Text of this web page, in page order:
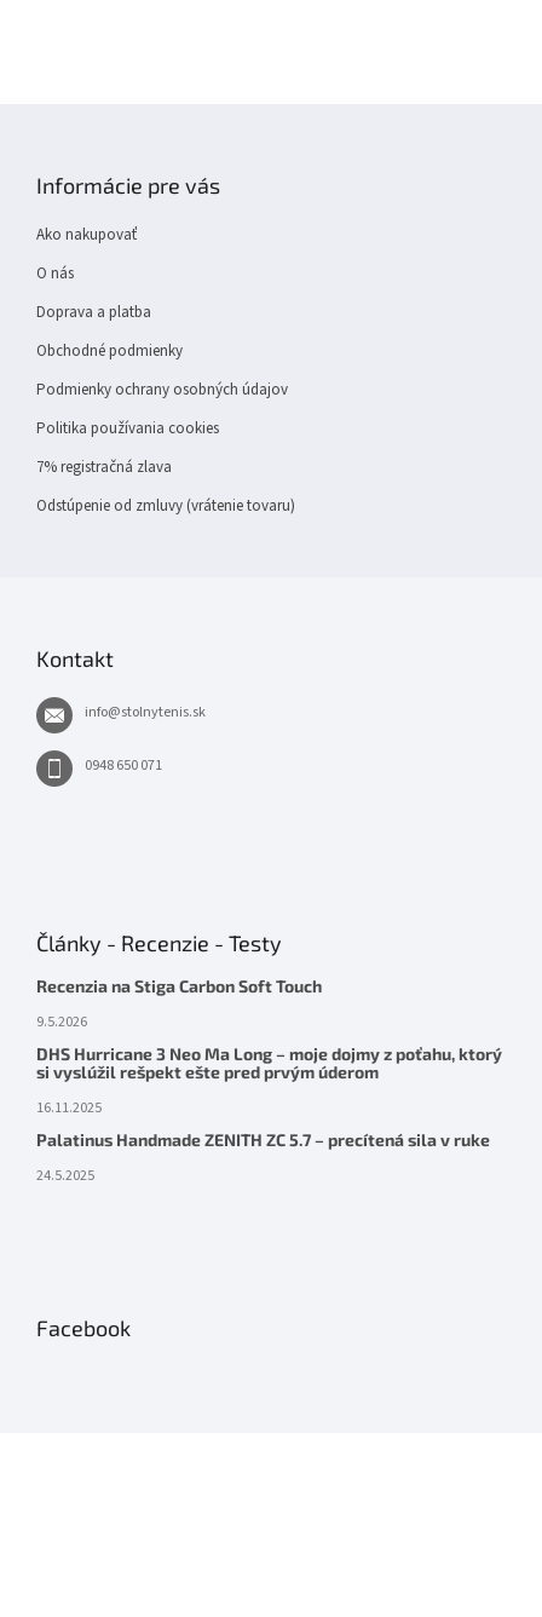
Informácie pre vás
Ako nakupovať
O nás
Doprava a platba
Obchodné podmienky
Podmienky ochrany osobných údajov
Politika používania cookies
7% registračná zlava
Odstúpenie od zmluvy (vrátenie tovaru)
Kontakt
info@stolnytenis.sk
0948 650 071
Články - Recenzie - Testy
Recenzia na Stiga Carbon Soft Touch
9.5.2026
DHS Hurricane 3 Neo Ma Long – moje dojmy z poťahu, ktorý
si vyslúžil rešpekt ešte pred prvým úderom
16.11.2025
Palatinus Handmade ZENITH ZC 5.7 – precítená sila v ruke
24.5.2025
Facebook